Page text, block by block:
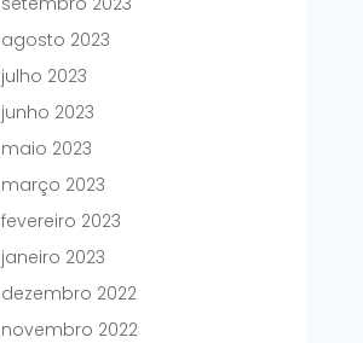
agosto 2023
julho 2023
junho 2023
maio 2023
março 2023
fevereiro 2023
janeiro 2023
dezembro 2022
novembro 2022